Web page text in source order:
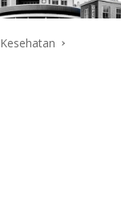
Kesehatan